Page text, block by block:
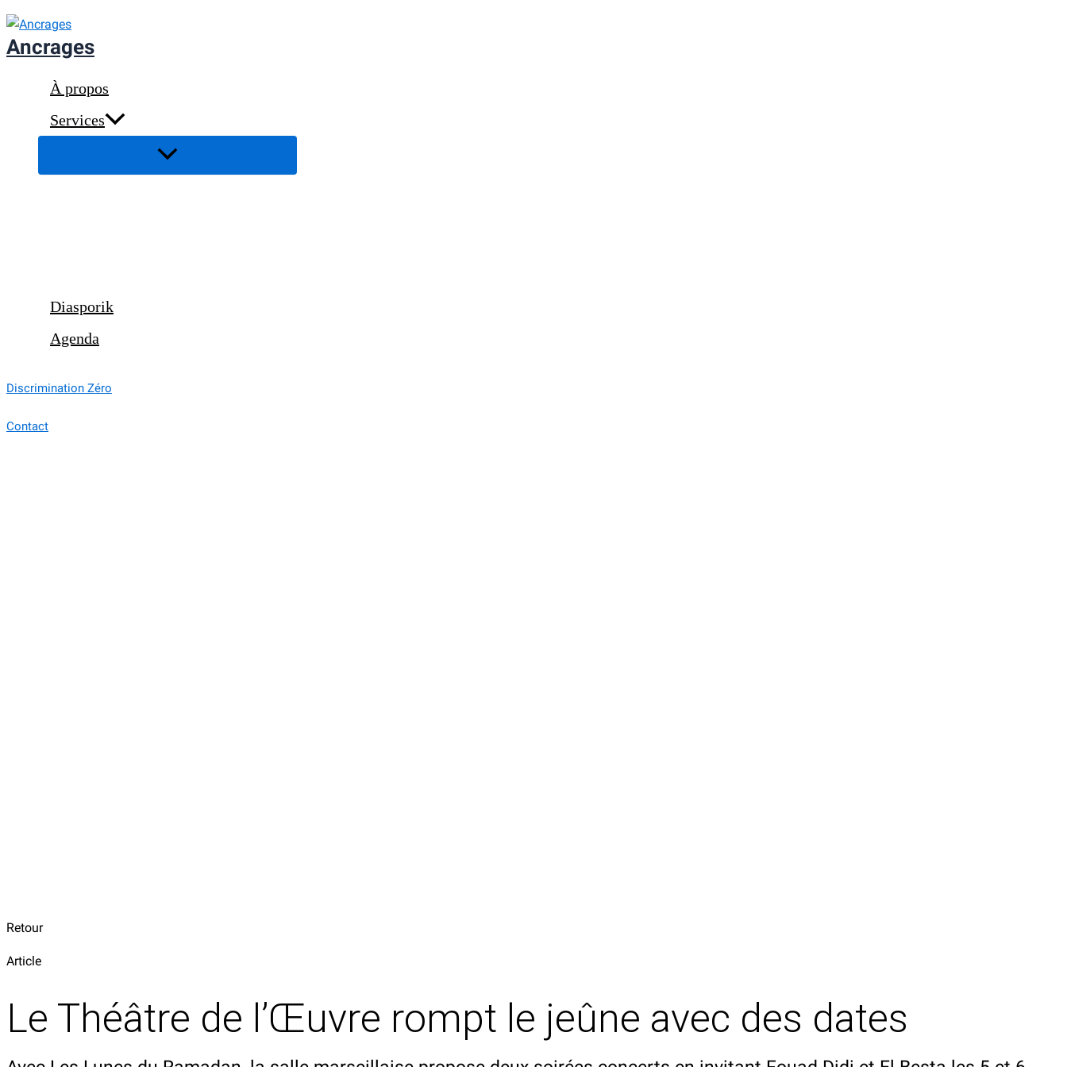
Aller
au
contenu
Ancrages
À propos
Services
Diasporik
Agenda
Discrimination Zéro
Contact
Retour
Article
Le Théâtre de l’Œuvre rompt le jeûne avec des dates